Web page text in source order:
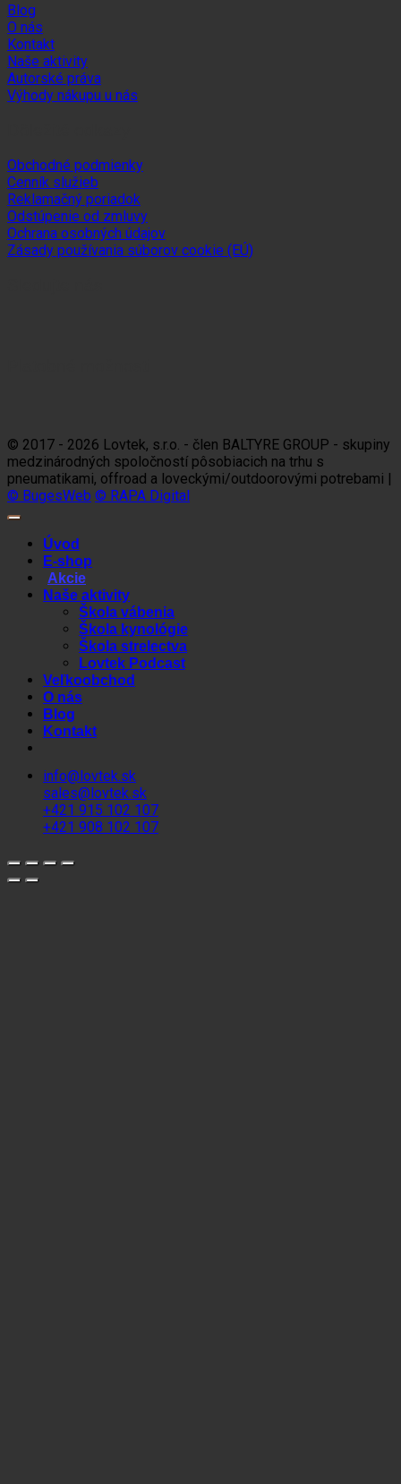
Blog
O nás
Kontakt
Naše aktivity
Autorské práva
Výhody nákupu u nás
Obchodné podmienky
Cenník služieb
Reklamačný poriadok
Odstúpenie od zmluvy
Ochrana osobných údajov
Zásady používania súborov cookie (EÚ)
© 2017 - 2026 Lovtek, s.r.o. - člen BALTYRE GROUP - skupiny
medzinárodných spoločností pôsobiacich na trhu s
pneumatikami, offroad a loveckými/outdoorovými potrebami |
© BugesWeb © RAPA Digital
Úvod
E-shop
Akcie
Naše aktivity
Škola vábenia
Škola kynológie
Škola strelectva
Lovtek Podcast
Veľkoobchod
O nás
Blog
Kontakt
info@lovtek.sk
sales@lovtek.sk
+421 915 102 107
+421 908 102 107